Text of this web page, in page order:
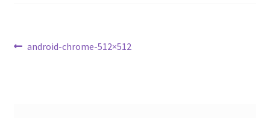
Navigation
Article
android-chrome-512×512